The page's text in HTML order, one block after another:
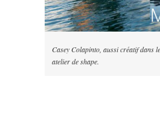
Casey Colapinto, aussi créatif dans
atelier de shape.